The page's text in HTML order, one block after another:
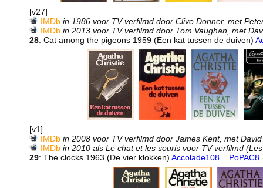
[v27]
IMDb in 1986 voor TV verfilmd door Clive Donner, met
IMDb in 2013 voor TV verfilmd door Tom Vaughan, met
28: Cat among the pigeons 1959 (Een kat tussen de duiven)
[v1]
IMDb in 2008 voor TV verfilmd door James Kent, met
IMDb in 2010 als Le chat et les souris voor TV verfilmd
29: The clocks 1963 (De vier klokken) Accolade108 = PoPAC8